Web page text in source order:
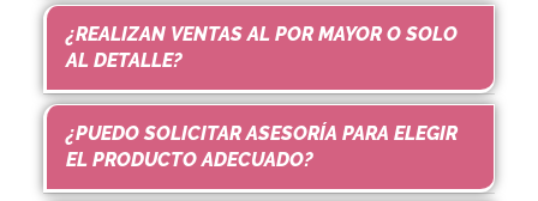
¿REALIZAN VENTAS AL POR MAYOR O SOLO
AL DETALLE?
¿PUEDO SOLICITAR ASESORÍA PARA ELEGIR
EL PRODUCTO ADECUADO?